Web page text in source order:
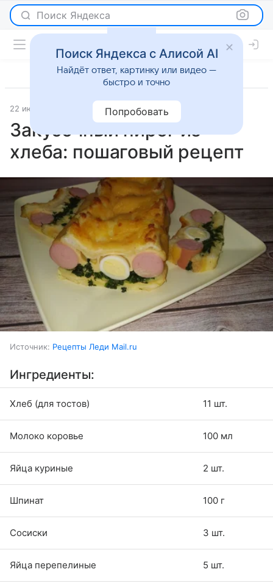
Поиск Яндекса
22 июля 2025 Рецепты
Закусочный пирог из
хлеба: пошаговый рецепт
Источник: Рецепты Леди Mail.ru
Ингредиенты:
Хлеб (для тостов) 11 шт.
Молоко коровье 100 мл
Яйца куриные 2 шт.
Шпинат 100 г
Сосиски 3 шт.
Яйца перепелиные 5 шт.
Поиск Яндекса с Алисой AI
Найдёт ответ, картинку или видео —
быстро и точно
Попробовать